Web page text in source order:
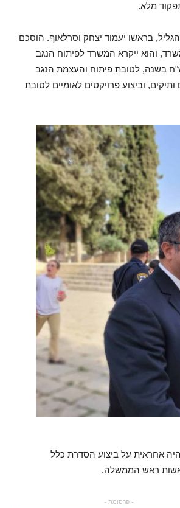
מלא.
בראשו יעמוד יצחק וסרלאוף. הוסכם
והוא ייקרא המשרד לפיתוח הנגב
בשנה, לטובת פיתוח והעצמת הנגב
וביצוע פרויקטים לאומיים לטובת
אחראית על ביצוע הסדרת כלל
ראש הממשלה.
- פרסומת -